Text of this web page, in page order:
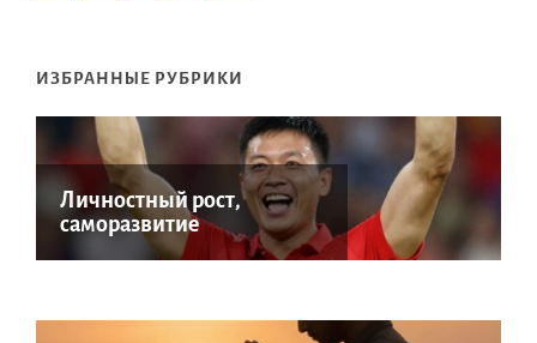
ИЗБРАННЫЕ РУБРИКИ
Личностный рост,
саморазвитие